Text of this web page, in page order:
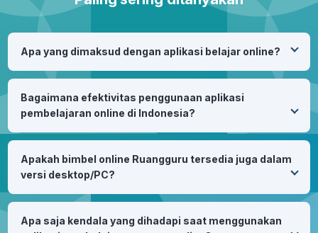
Apa yang dimaksud dengan aplikasi belajar online?
Aplikasi belajar online adalah sebuah layanan yang
siswa. Umumnya, aplikasi belajar online ini
disediakan oleh penyedia layanan aplikasi bimbel.
Bagaimana efektivitas penggunaan aplikasi
pembelajaran online di Indonesia?
Sejak pandemi Covid 19 melanda Indonesia,
guru dan siswa naik secara signifikan. Kegiatan
belajar mengajar menjadi terbantu dengan adanya
aplikasi pembelajaran online yang digunakan.
Apakah bimbel online Ruangguru tersedia juga dalam
versi desktop/PC?
Ya, kamu bisa langsung mengunjungi
ruangguru dari desktop mu ya!
Apa saja kendala yang dihadapi saat menggunakan